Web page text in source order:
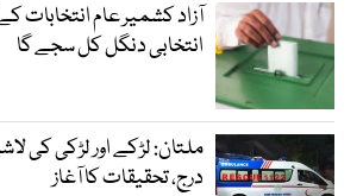
آزاد کشمیر عام انتخابات
انتخابی دنگل کل سجے گا
ملتان: لڑکے اور لڑکی کی
درج، تحقیقات کا آغاز